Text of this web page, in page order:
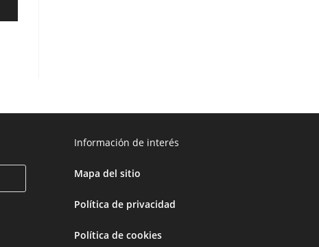
Información de interés
Mapa del sitio
Política de privacidad
Política de cookies